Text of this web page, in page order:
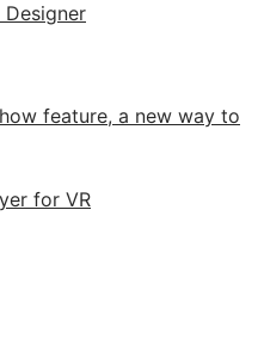
feature, a new way to
for VR